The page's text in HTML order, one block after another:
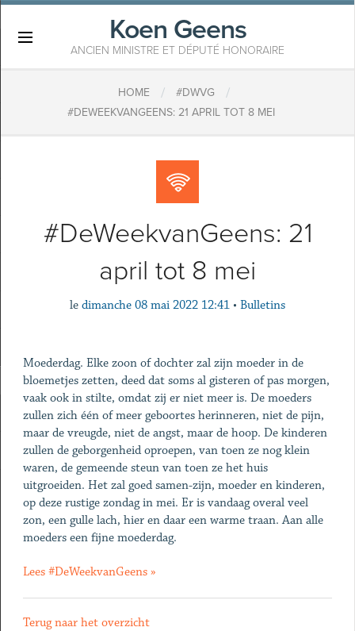
Koen Geens
ANCIEN MINISTRE ET DÉPUTÉ HONORAIRE
HOME / #DWVG /
#DEWEEKVANGEENS: 21 APRIL TOT 8 MEI
#DeWeekvanGeens: 21
april tot 8 mei
le dimanche 08 mai 2022 12:41 • Bulletins
Moederdag. Elke zoon of dochter zal zijn moeder in de
bloemetjes zetten, deed dat soms al gisteren of pas morgen,
vaak ook in stilte, omdat zij er niet meer is. De moeders
zullen zich één of meer geboortes herinneren, niet de pijn,
maar de vreugde, niet de angst, maar de hoop. De kinderen
zullen de geborgenheid oproepen, van toen ze nog klein
waren, de gemeende steun van toen ze het huis
uitgroeiden. Het zal goed samen-zijn, moeder en kinderen,
op deze rustige zondag in mei. Er is vandaag overal veel
zon, een gulle lach, hier en daar een warme traan. Aan alle
moeders een fijne moederdag.
Lees #DeWeekvanGeens »
Terug naar het overzicht